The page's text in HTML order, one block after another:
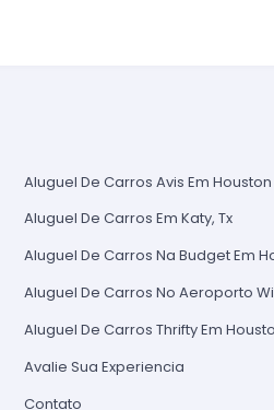
Aluguel De Carros Avis Em Houston
Aluguel De Carros Em Katy, Tx
Aluguel De Carros Na Budget Em
Aluguel De Carros No Aeroporto
Aluguel De Carros Thrifty Em
Avalie Sua Experiencia
Contato